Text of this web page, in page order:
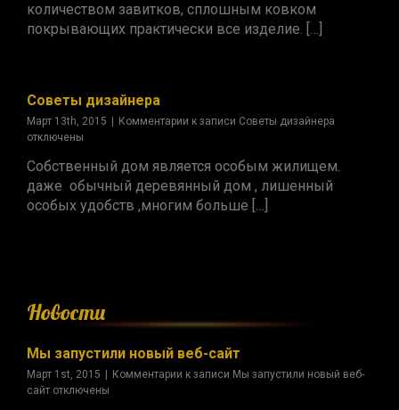
количеством завитков, сплошным ковком
покрывающих практически все изделие. […]
Советы дизайнера
Март 13th, 2015 Комментарии к записи Советы дизайнера
отключены
Собственный дом является особым жилищем.
даже обычный деревянный дом , лишенный
особых удобств ,многим больше […]
Новости
Мы запустили новый веб-сайт
Март 1st, 2015 Комментарии к записи Мы запустили новый веб-
сайт отключены